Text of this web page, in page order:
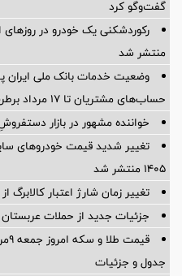
گفت‌وگو کرد
رکوردشکنی یک خودرو در
منتشر شد
وضعیت خدمات بانک ملی ایران
حساب‌های مشتریان تا ۱۷ مرداد برطرف می‌شود
خواننده مشهور در بازار
۱۴۰۵ منتشر شد
تغییر زمان شارژ اعتبار کالابرگ
جزئیات جدید از حملات
جدول و جزئیات